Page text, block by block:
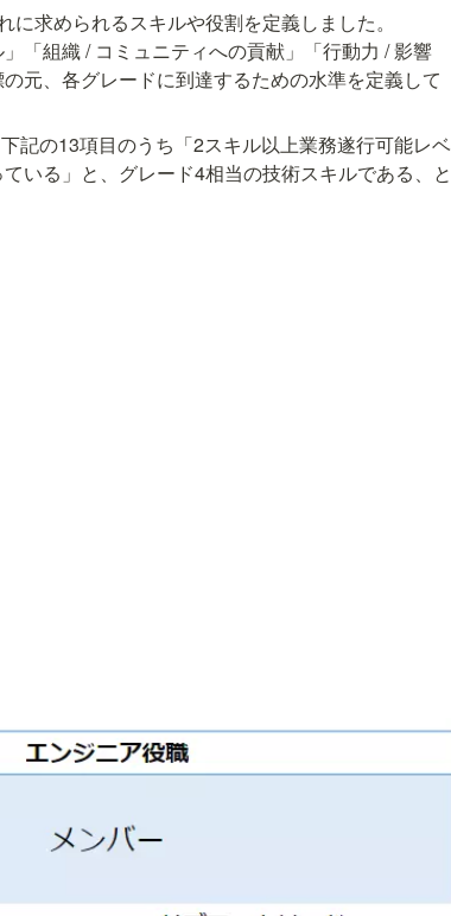
求められるスキルや役割を定義しました。
「組織 / コミュニティへの貢献」「行動力 / 影響
元、各グレードに到達するための水準を定義して
記の13項目のうち「2スキル以上業務遂行可能レベ
いる」と、グレード4相当の技術スキルである、と